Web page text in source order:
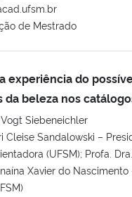
de Mestrado
experiência do
beleza nos
Siebeneichler
Cleise Sandalowski –
(UFSM); Profa.
Xavier do